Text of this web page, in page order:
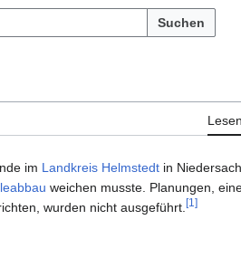
Suchen
Lesen
im Landkreis Helmstedt in
weichen musste. Planungen,
wurden nicht ausgeführt. [1 ]